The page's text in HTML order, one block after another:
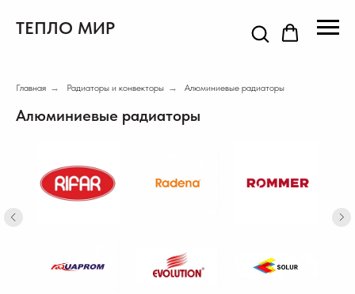
ТЕПЛО МИР
Главная → Радиаторы и конвекторы → Алюминиевые радиаторы
Алюминиевые радиаторы